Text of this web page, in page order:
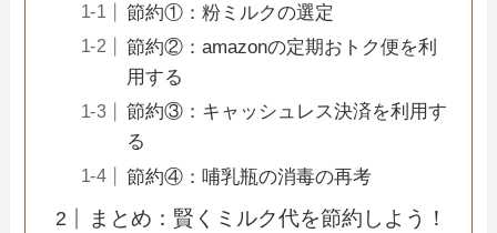
節約①：粉ミルクの選定
節約②：amazonの定期おトク便を利
用する
節約③：キャッシュレス決済を利用す
る
節約④：哺乳瓶の消毒の再考
まとめ：賢くミルク代を節約しよう！